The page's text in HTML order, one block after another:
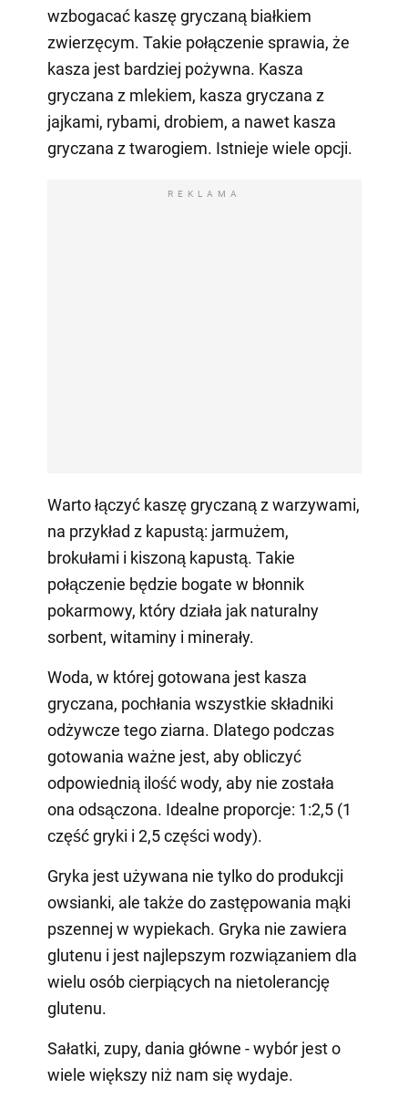
wzbogacać kaszę gryczaną białkiem
zwierzęcym. Takie połączenie sprawia, że
kasza jest bardziej pożywna. Kasza
gryczana z mlekiem, kasza gryczana z
jajkami, rybami, drobiem, a nawet kasza
gryczana z twarogiem. Istnieje wiele opcji.
REKLAMA
Warto łączyć kaszę gryczaną z warzywami,
na przykład z kapustą: jarmużem,
brokułami i kiszoną kapustą. Takie
połączenie będzie bogate w błonnik
pokarmowy, który działa jak naturalny
sorbent, witaminy i minerały.
Woda, w której gotowana jest kasza
gryczana, pochłania wszystkie składniki
odżywcze tego ziarna. Dlatego podczas
gotowania ważne jest, aby obliczyć
odpowiednią ilość wody, aby nie została
ona odsączona. Idealne proporcje: 1:2,5 (1
część gryki i 2,5 części wody).
Gryka jest używana nie tylko do produkcji
owsianki, ale także do zastępowania mąki
pszennej w wypiekach. Gryka nie zawiera
glutenu i jest najlepszym rozwiązaniem dla
wielu osób cierpiących na nietolerancję
glutenu.
Sałatki, zupy, dania główne - wybór jest o
wiele większy niż nam się wydaje.